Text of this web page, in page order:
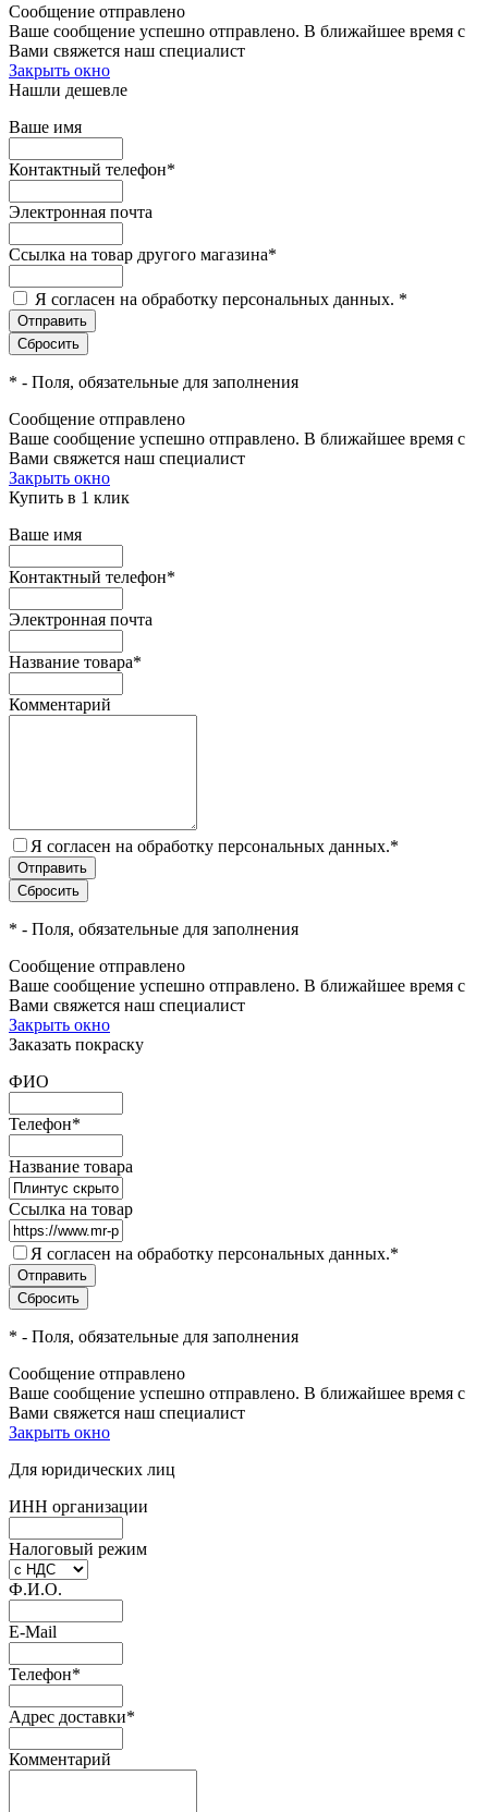
Сообщение отправлено
Ваше сообщение успешно отправлено. В ближайшее время с
Вами свяжется наш специалист
Закрыть окно
Нашли дешевле
Ваше имя
Контактный телефон*
Электронная почта
Ссылка на товар другого магазина*
Я согласен на обработку персональных данных. *
* - Поля, обязательные для заполнения
Сообщение отправлено
Ваше сообщение успешно отправлено. В ближайшее время с
Вами свяжется наш специалист
Закрыть окно
Купить в 1 клик
Ваше имя
Контактный телефон*
Электронная почта
Название товара*
Комментарий
Я согласен на обработку персональных данных.*
* - Поля, обязательные для заполнения
Сообщение отправлено
Ваше сообщение успешно отправлено. В ближайшее время с
Вами свяжется наш специалист
Закрыть окно
Заказать покраску
ФИО
Телефон*
Название товара
Ссылка на товар
Я согласен на обработку персональных данных.*
* - Поля, обязательные для заполнения
Сообщение отправлено
Ваше сообщение успешно отправлено. В ближайшее время с
Вами свяжется наш специалист
Закрыть окно
Для юридических лиц
ИНН организации
Налоговый режим
Ф.И.О.
E-Mail
Телефон*
Адрес доставки*
Комментарий